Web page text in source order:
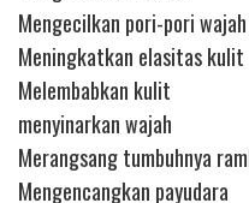
Mengecilkan pori-pori wajah
Meningkatkan elasitas kulit
Melembabkan kulit
menyinarkan wajah
Merangsang tumbuhnya
Mengencangkan payudara